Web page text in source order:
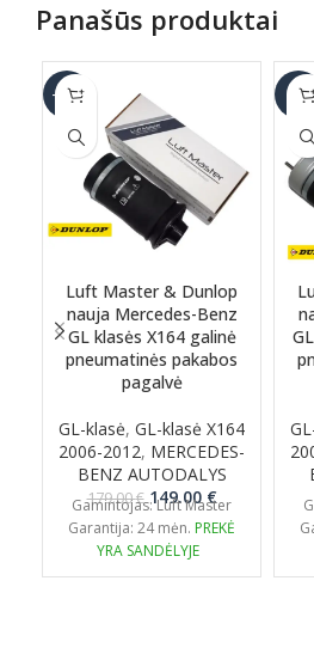
Panašūs produktai
-17%
Luft Master & Dunlop
nauja Mercedes-Benz
GL klasės X164 galinė
pneumatinės pakabos
pagalvė
GL-klasė, GL-klasė X164
2006-2012, MERCEDES-
BENZ AUTODALYS
179.00€ Original
price
was:
179.00 €.
149.00€Current
price
Gamintojas: Luft Master
Garantija: 24 mėn. PREKĖ
YRA SANDĖLYJE
-6%